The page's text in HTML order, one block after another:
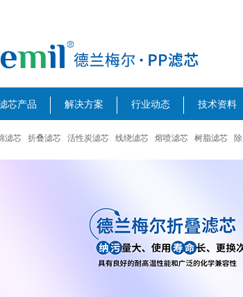
芯产品 解决方案 行业动态 技术资料
滤芯 折叠滤芯 活性炭滤芯 线绕滤芯 熔喷滤芯 树脂滤芯